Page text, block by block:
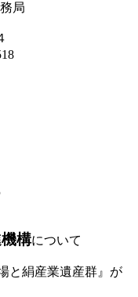
局
構について
と絹産業遺産群』が